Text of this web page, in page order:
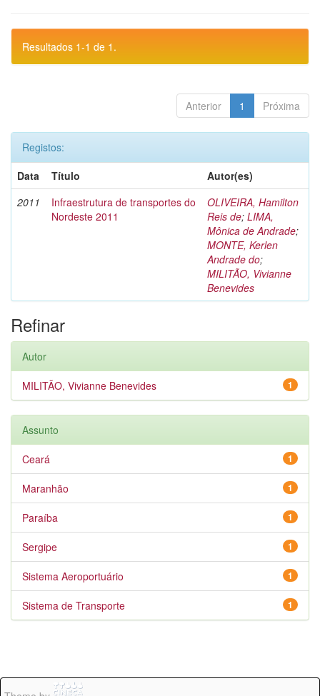
Resultados 1-1 de 1.
Anterior 1 Próxima
Registos:
Data
Título
Autor(es)
2011
Infraestrutura de transportes do
Nordeste 2011
OLIVEIRA, Hamilton
Reis de; LIMA,
Mônica de Andrade;
MONTE, Kerlen
Andrade do;
MILITÃO, Vivianne
Benevides
Refinar
Autor
1
MILITÃO, Vivianne Benevides
Assunto
1
Ceará
1
Maranhão
1
Paraíba
1
Sergipe
1
Sistema Aeroportuário
1
Sistema de Transporte